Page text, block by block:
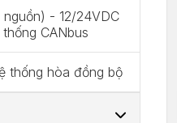
- 12/24VDC
CANbus
thống hòa đồng bộ